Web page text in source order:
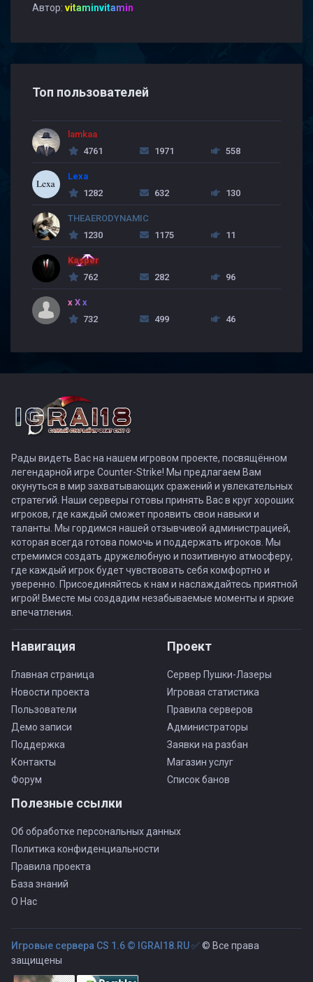
Автор: vitaminvitamin
Топ пользователей
lamkaa
4761
1971 558
Lexa
1282
632 130
THEAERODYNAMIC
1230
1175 11
Kasper
762
282 96
x X x
732
499 46
Рады видеть Вас на нашем игровом проекте, посвящённом
легендарной игре Counter-Strike! Мы предлагаем Вам
окунуться в мир захватывающих сражений и увлекательных
стратегий. Наши серверы готовы принять Вас в круг хороших
игроков, где каждый сможет проявить свои навыки и
таланты. Мы гордимся нашей отзывчивой администрацией,
которая всегда готова помочь и поддержать игроков. Мы
стремимся создать дружелюбную и позитивную атмосферу,
где каждый игрок будет чувствовать себя комфортно и
уверенно. Присоединяйтесь к нам и наслаждайтесь приятной
игрой! Вместе мы создадим незабываемые моменты и яркие
впечатления.
Навигация
Главная страница
Новости проекта
Пользователи
Демо записи
Поддержка
Контакты
Форум
Проект
Сервер Пушки-Лазеры
Игровая статистика
Правила серверов
Администраторы
Заявки на разбан
Магазин услуг
Список банов
Полезные ссылки
Об обработке персональных данных
Политика конфиденциальности
Правила проекта
База знаний
О Нас
Игровые сервера CS 1.6 © IGRAI18.RU ✅© Все права
защищены